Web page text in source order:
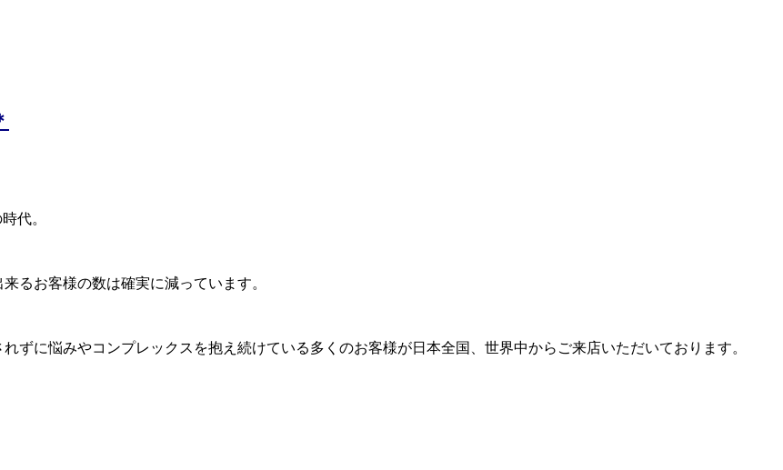
代。
るお客様の数は確実に減っています。
ずに悩みやコンプレックスを抱え続けている多くのお客様が日本全国、世界中からご来店いただいております。